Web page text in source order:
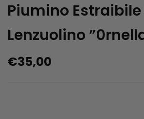
Piumino Estraibile
Lenzuolino
€35,00